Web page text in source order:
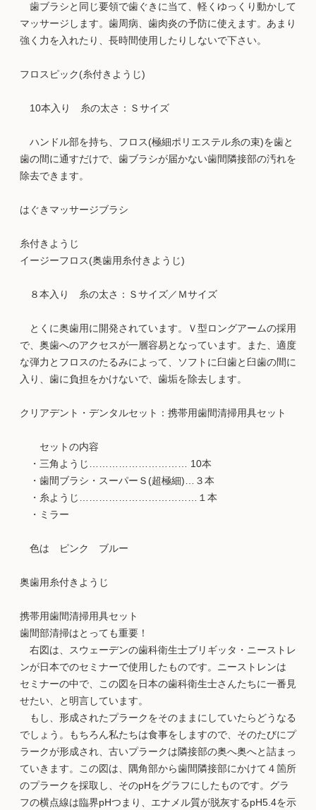
歯ブラシと同じ要領で歯ぐきに当て、軽くゆっくり動かして
マッサージします。歯周病、歯肉炎の予防に使えます。あまり
強く力を入れたり、長時間使用したりしないで下さい。
フロスピック(糸付きようじ)
10本入り 糸の太さ：Ｓサイズ
ハンドル部を持ち、フロス(極細ポリエステル糸の束)を歯と
歯の間に通すだけで、歯ブラシが届かない歯間隣接部の汚れを
除去できます。
はぐきマッサージブラシ
糸付きようじ
イージーフロス(奥歯用糸付きようじ)
８本入り 糸の太さ：Ｓサイズ／Ｍサイズ
とくに奥歯用に開発されています。Ｖ型ロングアームの採用
で、奥歯へのアクセスが一層容易となっています。また、適度
な弾力とフロスのたるみによって、ソフトに臼歯と臼歯の間に
入り、歯に負担をかけないで、歯垢を除去します。
クリアデント・デンタルセット：携帯用歯間清掃用具セット
セットの内容
・三角ようじ………………………… 10本
・歯間ブラシ・スーパーＳ(超極細)…３本
・糸ようじ………………………………１本
・ミラー
色は ピンク ブルー
奥歯用糸付きようじ
携帯用歯間清掃用具セット
歯間部清掃はとっても重要！
右図は、スウェーデンの歯科衛生士ブリギッタ・ニーストレ
ンが日本でのセミナーで使用したものです。ニーストレンは
セミナーの中で、この図を日本の歯科衛生士さんたちに一番見
せたい、と明言しています。
もし、形成されたプラークをそのままにしていたらどうなる
でしょう。もちろん私たちは食事をしますので、そのたびにプ
ラークが形成され、古いプラークは隣接部の奥へ奥へと詰まっ
ていきます。この図は、隅角部から歯間隣接部にかけて４箇所
のプラークを採取し、そのpHをグラフにしたものです。グラ
フの横点線は臨界pHつまり、エナメル質が脱灰するpH5.4を示